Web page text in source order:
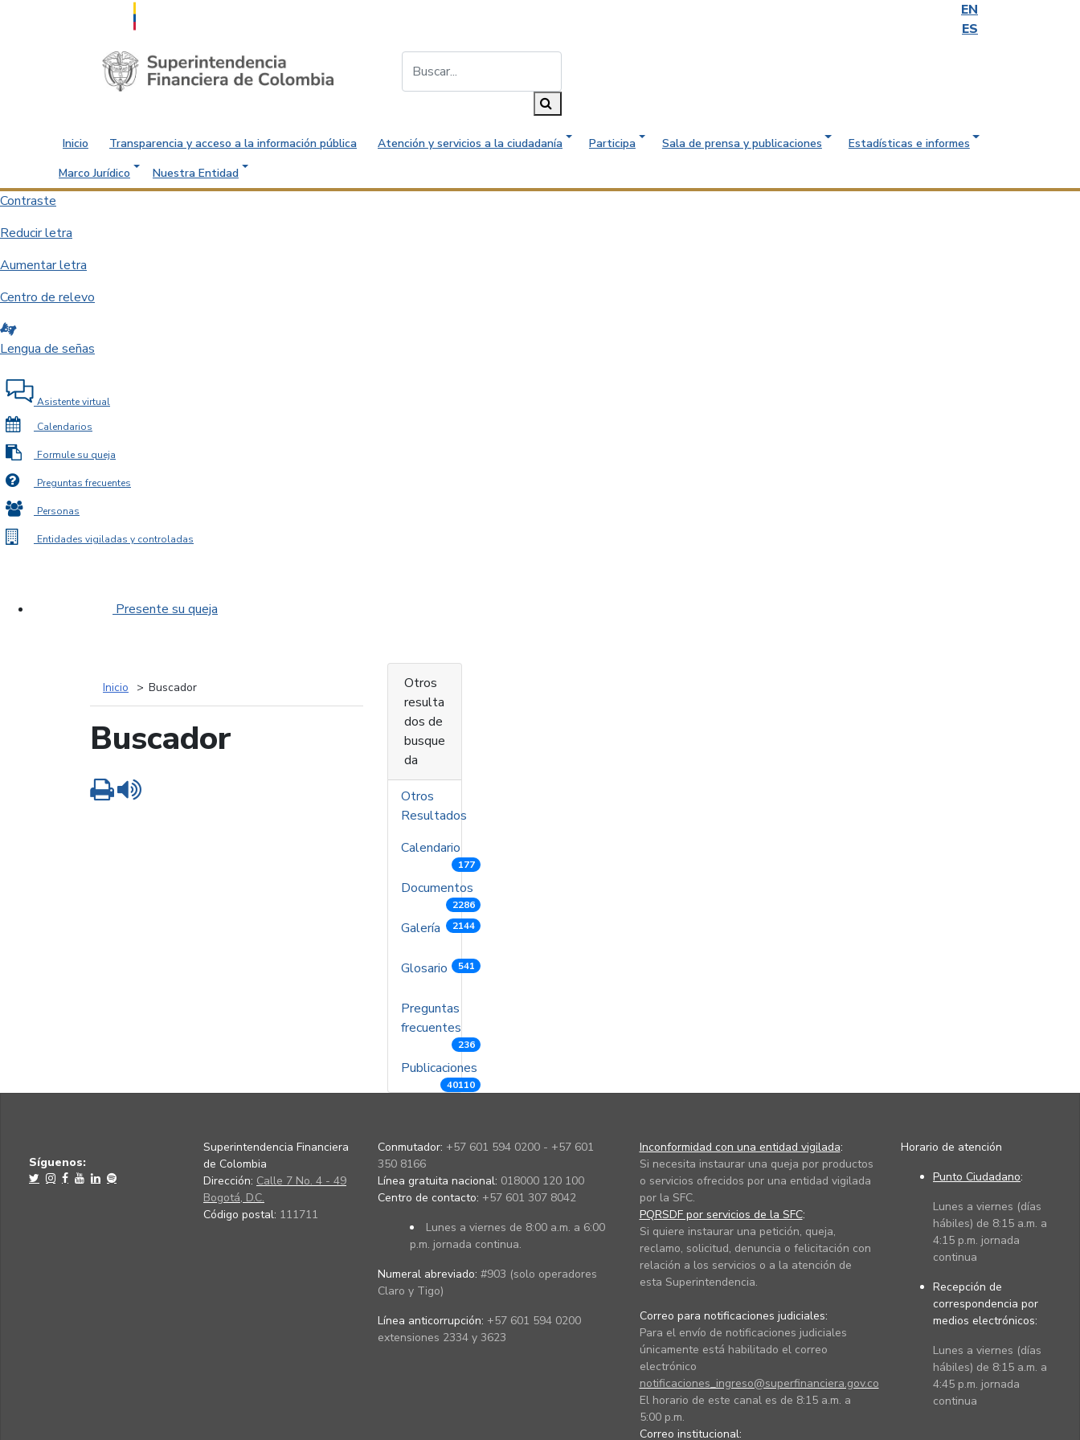
EN
ES
Saltar al contenido principal
Inicio Transparencia y acceso a la información pública Atención y servicios a la ciudadanía Participa Sala de prensa y publicaciones
Estadísticas e informes
Marco Jurídico
Nuestra Entidad
Contraste
Reducir letra
Aumentar letra
Centro de relevo
Lengua de señas
Asistente virtual
Calendarios
Formule su queja
Preguntas frecuentes
Personas
Entidades vigiladas y controladas
Presente su queja
Inicio Buscador
Buscador
Imprimir
Otros
resulta
dos de
busque
da
Otros
Resultados
Calendario
177
Documentos
2286
Galería 2144
Glosario 541
Preguntas
frecuentes
236
Publicaciones
40110
Síguenos:
Superintendencia Financiera
de Colombia
Dirección: Calle 7 No. 4 - 49
Bogotá, D.C.
Código postal: 111711
Conmutador: +57 601 594 0200 - +57 601
350 8166
Línea gratuita nacional: 018000 120 100
Centro de contacto: +57 601 307 8042
Lunes a viernes de 8:00 a.m. a 6:00
p.m. jornada continua.
Numeral abreviado: #903 (solo operadores
Claro y Tigo)
Línea anticorrupción: +57 601 594 0200
extensiones 2334 y 3623
Inconformidad con una entidad vigilada:
Si necesita instaurar una queja por productos
o servicios ofrecidos por una entidad vigilada
por la SFC.
PQRSDF por servicios de la SFC:
Si quiere instaurar una petición, queja,
reclamo, solicitud, denuncia o felicitación con
relación a los servicios o a la atención de
esta Superintendencia.
Correo para notificaciones judiciales:
Para el envío de notificaciones judiciales
únicamente está habilitado el correo
electrónico
notificaciones_ingreso@superfinanciera.gov.co
El horario de este canal es de 8:15 a.m. a
5:00 p.m.
Correo institucional:
Horario de atención
Punto Ciudadano:
Lunes a viernes (días
hábiles) de 8:15 a.m. a
4:15 p.m. jornada
continua
Recepción de
correspondencia por
medios electrónicos:
Lunes a viernes (días
hábiles) de 8:15 a.m. a
4:45 p.m. jornada
continua